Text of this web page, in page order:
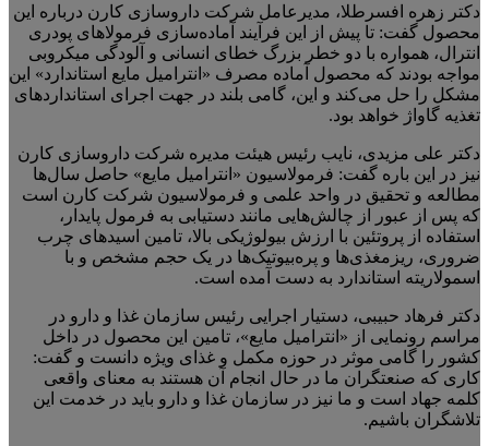
دکتر زهره افسرطلا، مدیرعامل شرکت داروسازی کارن درباره این
محصول گفت: تا پیش از این فرآیند آماده‌سازی فرمولاهای پودری
انترال، همواره با دو خطر بزرگ خطای انسانی و آلودگی میکروبی
مواجه بودند که محصول آماده مصرف «انترامیل مایع استاندارد» این
مشکل را حل می‌کند و این، گامی بلند در جهت اجرای استانداردهای
تغذیه گاواژ خواهد بود.
دکتر علی مزیدی، نایب رئیس هیئت مدیره شرکت داروسازی کارن
نیز در این باره گفت: فرمولاسیون «انترامیل مایع» حاصل سال‌ها
مطالعه و تحقیق در واحد علمی و فرمولاسیون شرکت کارن است
که پس از عبور از چالش‌هایی مانند دستیابی به فرمول پایدار،
استفاده از پروتئین با ارزش بیولوژیکی بالا، تامین اسیدهای چرب
ضروری، ریزمغذی‌ها و پره‌بیوتیک‌ها در یک حجم مشخص و با
اسمولاریته استاندارد به دست آمده است.
دکتر فرهاد حبیبی، دستیار اجرایی رئیس سازمان غذا و دارو در
مراسم رونمایی از «انترامیل مایع»، تامین این محصول در داخل
کشور را گامی موثر در حوزه مکمل و غذای ویژه دانست و گفت:
کاری که صنعتگران ما در حال انجام آن هستند به معنای واقعی
کلمه جهاد است و ما نیز در سازمان غذا و دارو باید در خدمت این
تلاشگران باشیم.